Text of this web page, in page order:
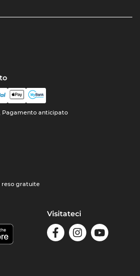
Pagamento anticipato
reso gratuite
Visitateci